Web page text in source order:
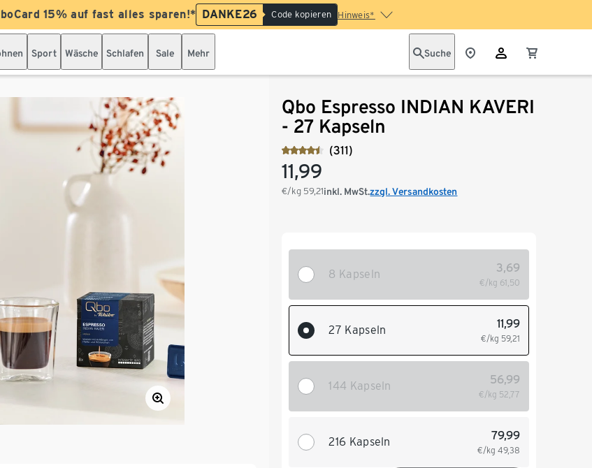
15% auf fast alles sparen!* DANKE26 Code kopieren Hinweis*
Sport Wäsche Schlafen Sale Mehr Suche
Qbo Espresso INDIAN KAVERI
- 27 Kapseln
(311)
11,99
€/kg 59,21inkl. MwSt.zzgl. Versandkosten
8 Kapseln 3,69
€/kg 61,50
27 Kapseln 11,99
€/kg 59,21
144 Kapseln 56,99
€/kg 52,77
216 Kapseln 79,99
€/kg 49,38